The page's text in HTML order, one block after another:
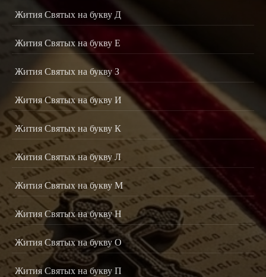
Жития Святых на букву Д
Жития Святых на букву Е
Жития Святых на букву З
Жития Святых на букву И
Жития Святых на букву К
Жития Святых на букву Л
Жития Святых на букву М
Жития Святых на букву Н
Жития Святых на букву О
Жития Святых на букву П